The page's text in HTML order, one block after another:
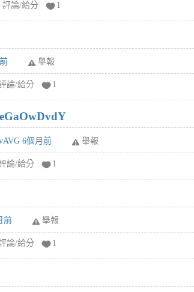
評論/給分 1
舉報
論/給分 1
6個月前 舉報
論/給分 1
前 舉報
論/給分 1